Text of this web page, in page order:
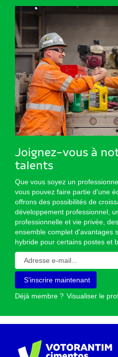
Joignez-vous à
talents
Que vous soyez un
vous pouvez faire partie d'une
offrons des possibilités de
développement professionnel,
professionnelle et vie privée,
ensemble complet d'avantages
hybride pour certains postes et
Déjà membre ? Visualiser le